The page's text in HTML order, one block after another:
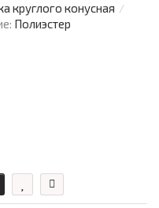
круглого конусная
Полиэстер